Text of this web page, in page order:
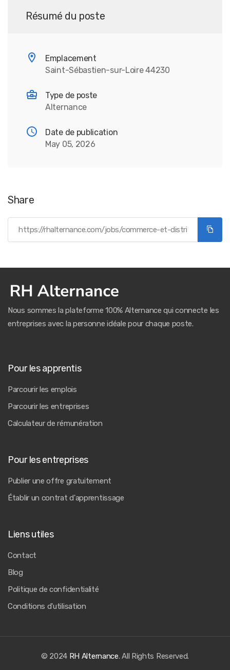
Résumé du poste
Emplacement
Saint-Sébastien-sur-Loire 44230
Type de poste
Alternance
Date de publication
May 05, 2026
Share
Nous sommes la plateforme 100% Alternance qui connecte les
entreprises avec la personne idéale pour chaque poste.
Pour les apprentis
Parcourir les emplois
Parcourir les entreprises
Calculateur de rémunération
Pour les entreprises
Publier une offre gratuitement
Établir un contrat d'apprentissage
Liens utiles
Contact
Blog
Politique de confidentialité
Conditions d'utilisation
© 2024 RH Alternance. All Rights Reserved.